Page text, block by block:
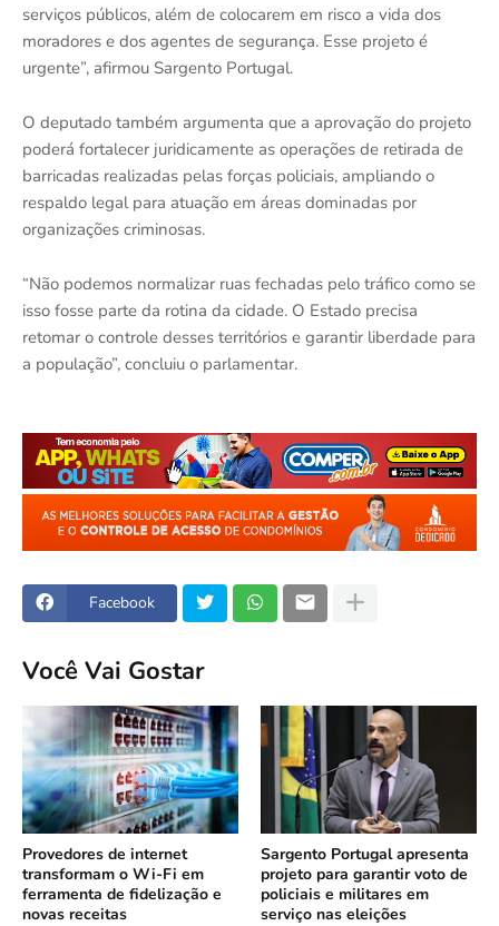
serviços públicos, além de colocarem em risco a vida dos
moradores e dos agentes de segurança. Esse projeto é
urgente”, afirmou Sargento Portugal.
O deputado também argumenta que a aprovação do projeto
poderá fortalecer juridicamente as operações de retirada de
barricadas realizadas pelas forças policiais, ampliando o
respaldo legal para atuação em áreas dominadas por
organizações criminosas.
“Não podemos normalizar ruas fechadas pelo tráfico como se
isso fosse parte da rotina da cidade. O Estado precisa
retomar o controle desses territórios e garantir liberdade para
a população”, concluiu o parlamentar.
Facebook
Você Vai Gostar
Provedores de internet
transformam o Wi-Fi em
ferramenta de fidelização e
novas receitas
Sargento Portugal apresenta
projeto para garantir voto de
policiais e militares em
serviço nas eleições